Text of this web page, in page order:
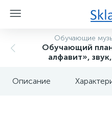
Обучающие
Обучающий
алфавит»,
Описание